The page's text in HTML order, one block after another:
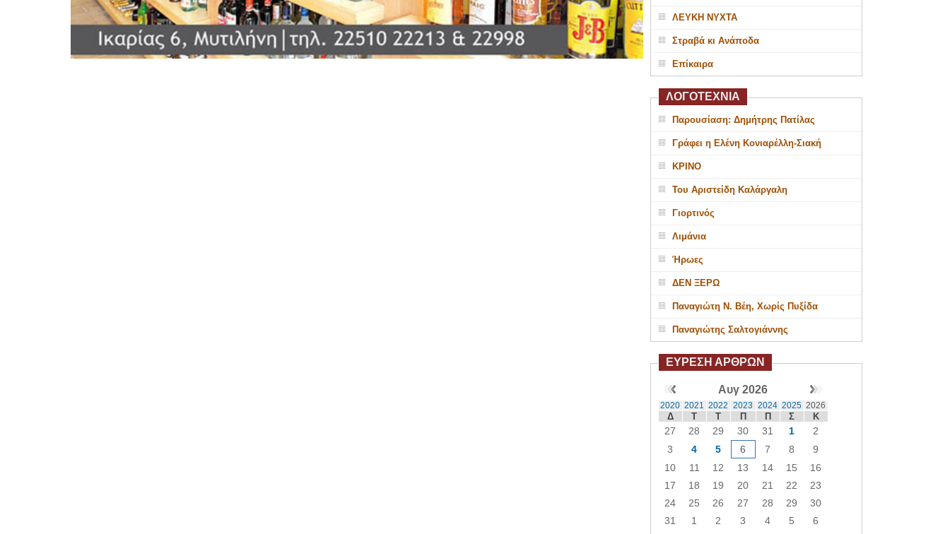
ΛΕΥΚΗ ΝΥΧΤΑ
Στραβά κι Ανάποδα
Επίκαιρα
ΛΟΓΟΤΕΧΝΙΑ
Παρουσίαση: Δημήτρης Πατίλας
Γράφει η Ελένη Κονιαρέλλη-Σιακή
ΚΡΙΝΟ
Του Αριστείδη Καλάργαλη
Γιορτινός
Λιμάνια
Ήρωες
ΔΕΝ ΞΕΡΩ
Παναγιώτη Ν. Βέη, Χωρίς Πυξίδα
Παναγιώτης Σαλτογιάννης
ΕΥΡΕΣΗ ΑΡΘΡΩΝ
Αυγ 2026
2020 2021 2022 2023 2024 2025 2026
Δ Τ Τ Π Π Σ Κ
27 28 29 30 31 1
2
3
4 5 6 7 8
9
10
11 12 13 14 15
16
17
18 19 20 21 22
23
24
25 26 27 28 29
30
31
1 2 3 4 5 6